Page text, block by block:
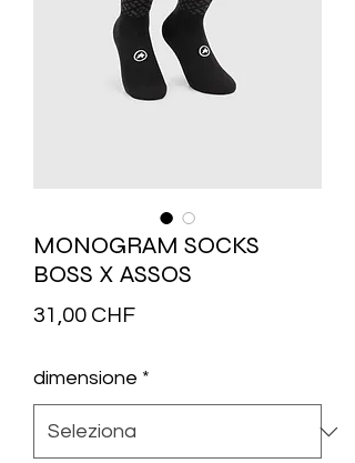
MONOGRAM SOCKS
BOSS X ASSOS
31,00 CHFPrezzo
dimensione *